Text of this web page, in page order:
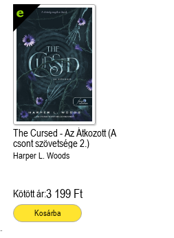
The Cursed - Az Átkozott (A
csont szövetsége 2.)
Harper L. Woods
Kötött ár:3 199 Ft
Kosárba